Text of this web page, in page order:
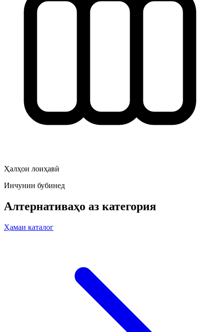
Ҳалҳои лоиҳавӣ
Инчунин бубинед
Алтернативаҳо аз категория
Ҳамаи каталог